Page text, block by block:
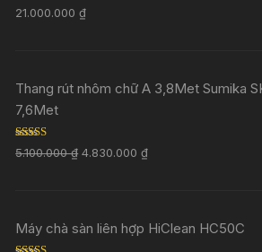
Rated5.00
out of 5
21.000.000₫
Thang rút nhôm chữ A 3,8Met Sumika
7,6Met
Rated5.00
out of 5
5.100.000₫ 4.830.000₫
Máy chà sàn liên hợp HiClean HC50C